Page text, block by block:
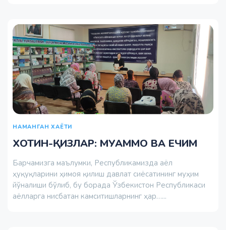
НАМАНГАН ХАЁТИ
ХОТИН-ҚИЗЛАР: МУАММО ВА ЕЧИМ
Барчамизга маълумки, Республикамизда аёл
ҳуқуқларини ҳимоя қилиш давлат сиёсатининг муҳим
йўналиши бўлиб, бу борада Ўзбекистон Республикаси
аёлларга нисбатан камситишларнинг ҳар…...